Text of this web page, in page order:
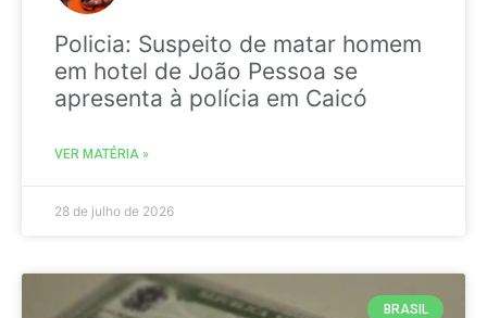
Policia: Suspeito de matar homem
em hotel de João Pessoa se
apresenta à polícia em Caicó
VER MATÉRIA »
28 de julho de 2026
BRASIL